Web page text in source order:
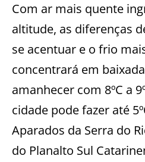
Com ar mais quente
altitude, as diferenças
se acentuar e o frio
concentrará em
amanhecer com 8ºC a
cidade pode fazer até
Aparados da Serra do
do Planalto Sul